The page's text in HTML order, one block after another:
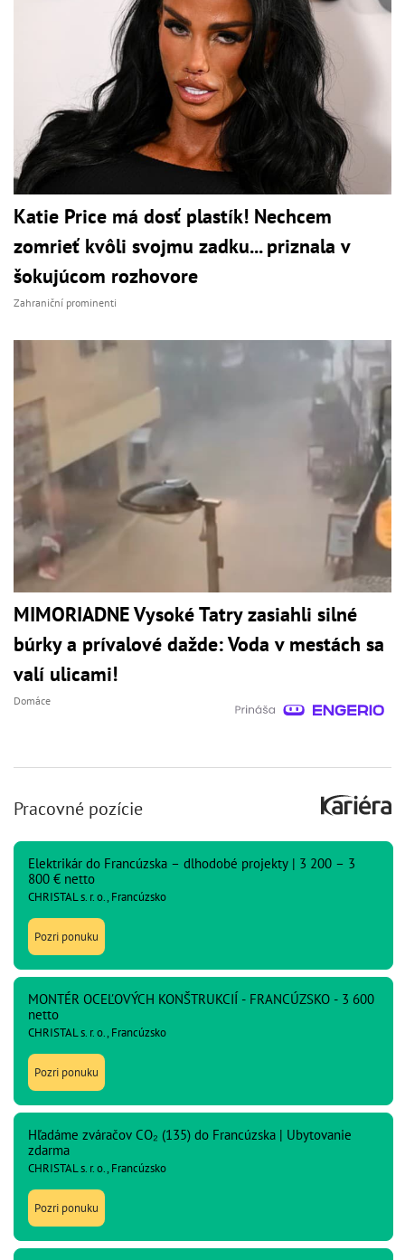
Katie Price má dosť plastík! Nechcem
zomrieť kvôli svojmu zadku... priznala v
šokujúcom rozhovore
Zahraniční prominenti
MIMORIADNE Vysoké Tatry zasiahli silné
búrky a prívalové dažde: Voda v mestách sa
valí ulicami!
Domáce
Pracovné pozície
Elektrikár do Francúzska – dlhodobé projekty | 3 200 – 3
800 € netto
CHRISTAL s. r. o., Francúzsko
Pozri ponuku
MONTÉR OCEĽOVÝCH KONŠTRUKCIÍ - FRANCÚZSKO - 3 600
netto
CHRISTAL s. r. o., Francúzsko
Pozri ponuku
Hľadáme zváračov CO₂ (135) do Francúzska | Ubytovanie
zdarma
CHRISTAL s. r. o., Francúzsko
Pozri ponuku